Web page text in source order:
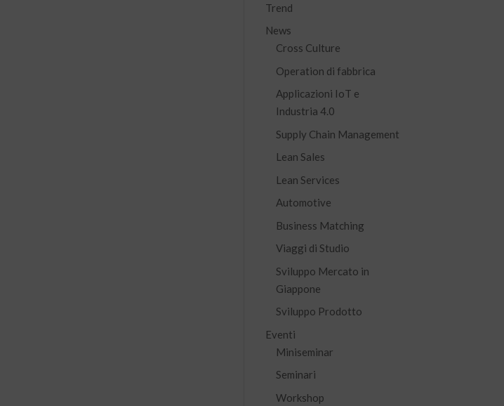
Trend
News
Cross Culture
Operation di fabbrica
Applicazioni IoT e
Industria 4.0
Supply Chain Management
Lean Sales
Lean Services
Automotive
Business Matching
Viaggi di Studio
Sviluppo Mercato in
Giappone
Sviluppo Prodotto
Eventi
Miniseminar
Seminari
Workshop